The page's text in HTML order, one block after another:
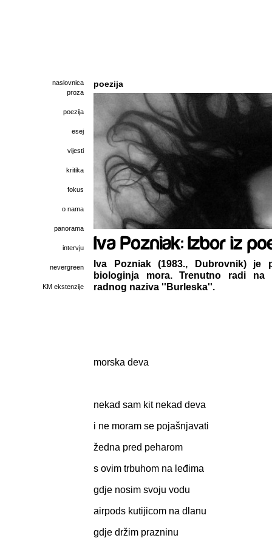
naslovnica
proza
poezija
esej
vijesti
kritika
fokus
o nama
panorama
intervju
nevergreen
KM ekstenzije
poezija
Iva Pozniak (1983., Dubrovnik) je
biologinja mora. Trenutno radi na
radnog naziva ''Burleska''.
morska deva
nekad sam kit nekad deva
i ne moram se pojašnjavati
žedna pred peharom
s ovim trbuhom na leđima
gdje nosim svoju vodu
airpods kutijicom na dlanu
gdje držim prazninu